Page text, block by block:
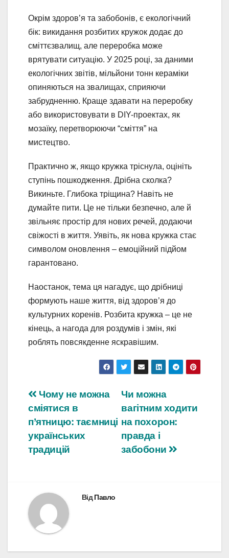
Окрім здоров’я та забобонів, є екологічний
бік: викидання розбитих кружок додає до
сміттєзвалищ, але переробка може
врятувати ситуацію. У 2025 році, за даними
екологічних звітів, мільйони тонн кераміки
опиняються на звалищах, сприяючи
забрудненню. Краще здавати на переробку
або використовувати в DIY-проектах, як
мозаїку, перетворюючи “сміття” на
мистецтво.
Практично ж, якщо кружка тріснула, оцініть
ступінь пошкодження. Дрібна сколка?
Викиньте. Глибока тріщина? Навіть не
думайте пити. Це не тільки безпечно, але й
звільняє простір для нових речей, додаючи
свіжості в життя. Уявіть, як нова кружка стає
символом оновлення – емоційний підйом
гарантовано.
Наостанок, тема ця нагадує, що дрібниці
формують наше життя, від здоров’я до
культурних коренів. Розбита кружка – це не
кінець, а нагода для роздумів і змін, які
роблять повсякденне яскравішим.
Навігація
записів
Чи можна
вагітним ходити
на похорон:
правда і
забобони
Чому не можна
сміятися в
п’ятницю: таємниці
українських
традицій
ВідПавло